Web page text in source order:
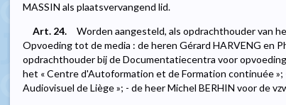
MASSIN als plaatsvervangend lid.
Art. 24.
Worden aangesteld, als opdrachthouder van
Opvoeding tot de media : de heren Gérard HARVENG en
opdrachthouder bij de Documentatiecentra voor
het « Centre d'Autoformation et de Formation continuée »;
Audiovisuel de Liège »; - de heer Michel BERHIN voor de